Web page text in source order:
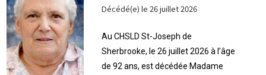
Décédé(e) le 26 juillet 2026
Au CHSLD St-Joseph de
Sherbrooke, le 26 juillet 2026 à l’âge
de 92 ans, est décédée Madame